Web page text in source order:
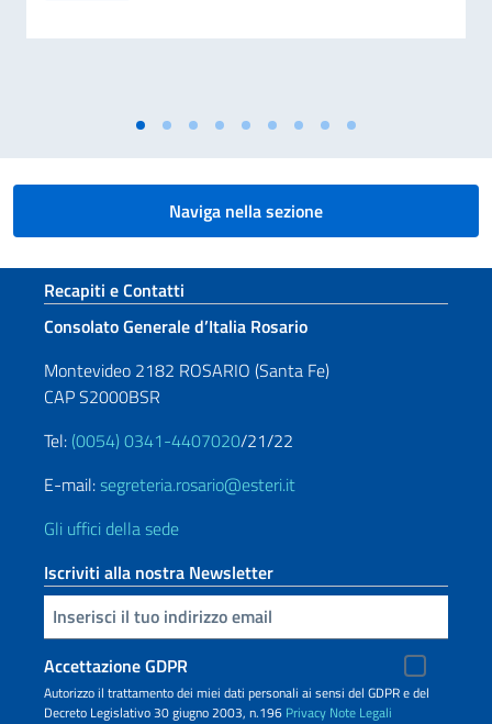
Naviga nella sezione
Sezione footer
Recapiti e Contatti
Consolato Generale d’Italia Rosario
Montevideo 2182 ROSARIO (Santa Fe)
CAP S2000BSR
Tel: (0054) 0341-4407020/21/22
E-mail:segreteria.rosario@esteri.it
Gli uffici della sede
Iscriviti alla nostra Newsletter
Inserisci la tua email
Accettazione GDPR
Autorizzo il trattamento dei miei dati personali ai sensi del GDPR e del
Decreto Legislativo 30 giugno 2003, n.196 Privacy Note Legali